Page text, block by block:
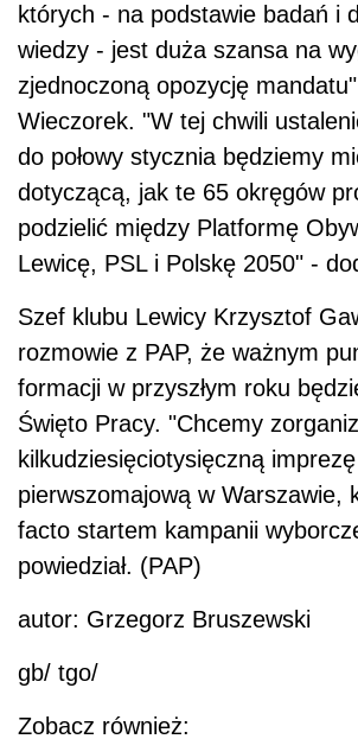
których - na podstawie badań i
wiedzy - jest duża szansa na
zjednoczoną opozycję
Wieczorek. "W tej chwili
do połowy stycznia będziemy
dotyczącą, jak te 65 okręgów
podzielić między Platformę
Lewicę, PSL i Polskę 2050" -
Szef klubu Lewicy Krzysztof
rozmowie z PAP, że ważnym
formacji w przyszłym roku
Święto Pracy. "Chcemy
kilkudziesięciotysięczną imprezę
pierwszomajową w Warszawie,
facto startem kampanii
powiedział. (PAP)
autor: Grzegorz Bruszewski
gb/ tgo/
Zobacz również: